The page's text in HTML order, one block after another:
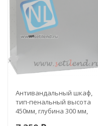
Антивандальный шкаф,
тип-пенальный высота
450мм, глубина 300 мм,